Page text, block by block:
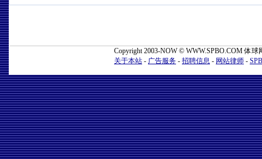
Copyright 2003-NOW © WWW.SPBO.COM 体球
关于本站 - 广告服务 - 招聘信息 - 网站律师 -